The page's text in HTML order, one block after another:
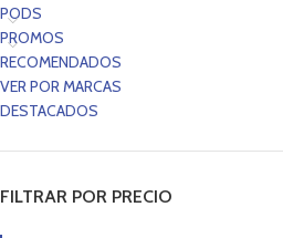
PODS
PROMOS
RECOMENDADOS
VER POR MARCAS
DESTACADOS
FILTRAR POR PRECIO